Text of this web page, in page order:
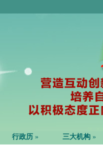
行政历 » 三大机构 »